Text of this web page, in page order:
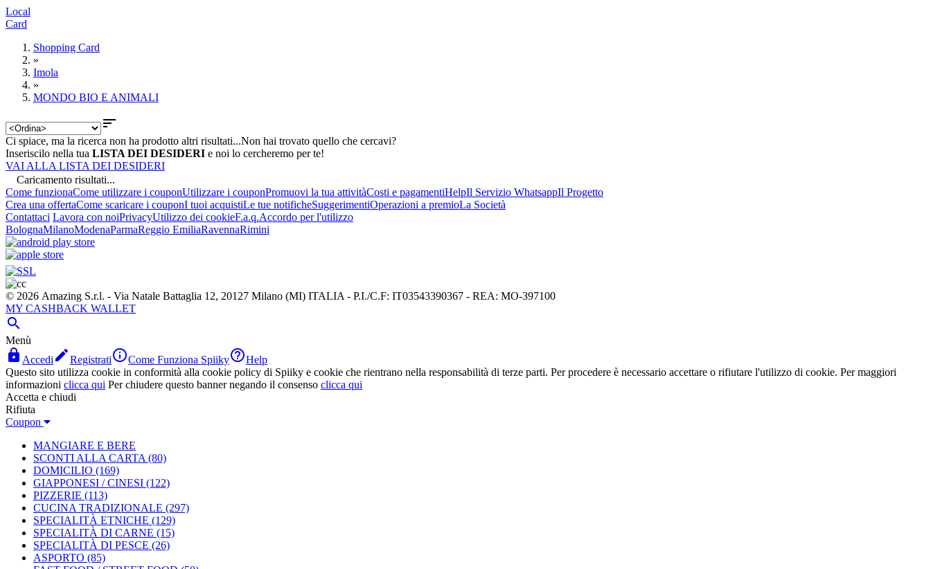
Local
Card
Shopping Card
»
Imola
»
MONDO BIO E ANIMALI

Ci spiace, ma la ricerca non ha prodotto altri risultati...Non hai trovato quello che cercavi?
Inseriscilo nella tua LISTA DEI DESIDERI e noi lo cercheremo per te!
VAI ALLA LISTA DEI DESIDERI
Caricamento risultati...
Come funzionaCome utilizzare i couponUtilizzare i couponPromuovi la tua attivitàCosti e pagamentiHelpIl Servizio WhatsappIl Progetto
Crea una offertaCome scaricare i couponI tuoi acquistiLe tue notificheSuggerimentiOperazioni a premioLa Società
Contattaci Lavora con noiPrivacyUtilizzo dei cookieF.a.q.Accordo per l'utilizzo
BolognaMilanoModenaParmaReggio EmiliaRavennaRimini
© 2026 Amazing S.r.l. - Via Natale Battaglia 12, 20127 Milano (MI) ITALIA - P.I./C.F: IT03543390367 - REA: MO-397100
MY CASHBACK WALLET

Menù
 Accedi RegistratiCome Funziona SpiikyHelp
Questo sito utilizza cookie in conformità alla cookie policy di Spiiky e cookie che rientrano nella responsabilità di terze parti. Per procedere è necessario accettare o rifiutare l'utilizzo di cookie. Per maggiori
informazioni clicca qui Per chiudere questo banner negando il consenso clicca qui
Accetta e chiudi
Rifiuta
Coupon
MANGIARE E BERE
SCONTI ALLA CARTA (80)
DOMICILIO (169)
GIAPPONESI / CINESI (122)
PIZZERIE (113)
CUCINA TRADIZIONALE (297)
SPECIALITÀ ETNICHE (129)
SPECIALITÀ DI CARNE (15)
SPECIALITÀ DI PESCE (26)
ASPORTO (85)